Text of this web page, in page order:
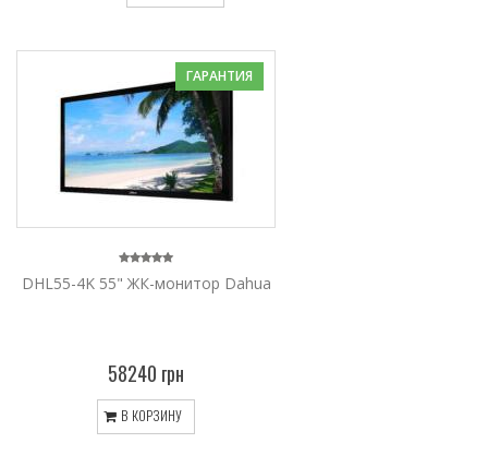
ГАРАНТИЯ
DHL55-4K 55" ЖК-монитор Dahua
58240 грн
В КОРЗИНУ